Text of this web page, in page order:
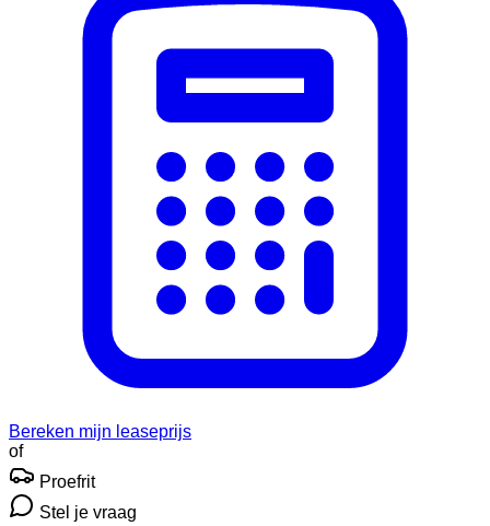
Bereken mijn leaseprijs
of
Proefrit
Stel je vraag